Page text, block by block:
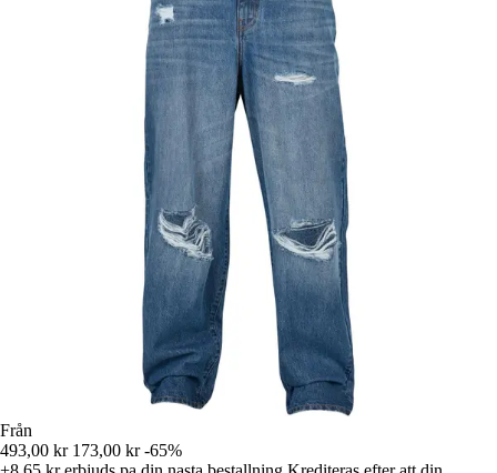
Från
493,00 kr 173,00 kr -65%